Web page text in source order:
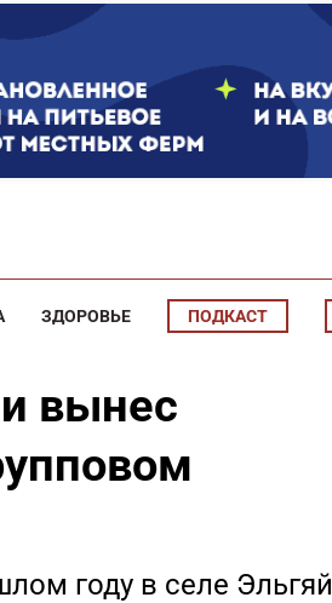
ЗДОРОВЬЕ ПОДКАСТ
вынес
году в селе Эльгяй